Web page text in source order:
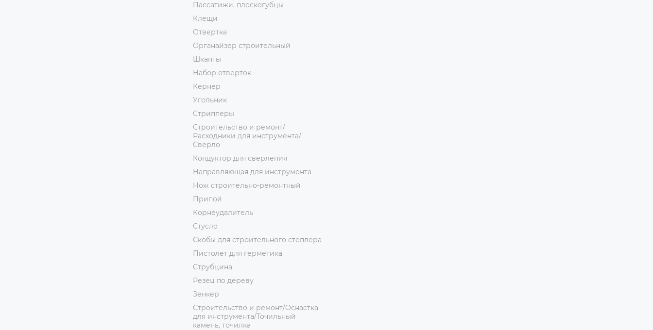
Пассатижи, плоскогубцы
Клещи
Отвертка
Органайзер строительный
Шканты
Набор отверток
Кернер
Угольник
Стрипперы
Строительство и ремонт/
Расходники для инструмента/
Сверло
Кондуктор для сверления
Направляющая для инструмента
Нож строительно-ремонтный
Припой
Корнеудалитель
Стусло
Скобы для строительного степлера
Пистолет для герметика
Струбцина
Резец по дереву
Зенкер
Строительство и ремонт/Оснастка
для инструмента/Точильный
камень, точилка